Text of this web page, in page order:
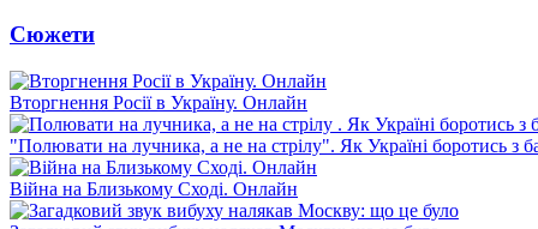
Сюжети
Вторгнення Росії в Україну. Онлайн
"Полювати на лучника, а не на стрілу". Як Україні боротись з
Війна на Близькому Сході. Онлайн